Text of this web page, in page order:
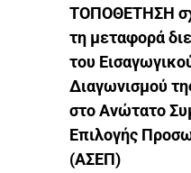
ΤΟΠΟΘΕΤΗΣΗ
τη μεταφορά
του
Διαγωνισμού
στο Ανώτατο
Επιλογής
(ΑΣΕΠ)